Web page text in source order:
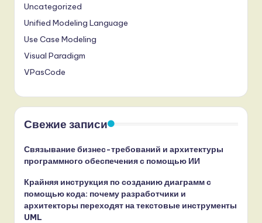
Uncategorized
Unified Modeling Language
Use Case Modeling
Visual Paradigm
VPasCode
Свежие записи
Связывание бизнес-требований и архитектуры
программного обеспечения с помощью ИИ
Крайняя инструкция по созданию диаграмм с
помощью кода: почему разработчики и
архитекторы переходят на текстовые инструменты
UML